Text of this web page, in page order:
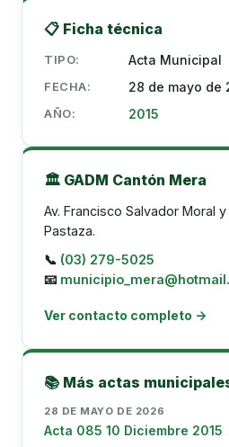
📋 Ficha técnica
TIPO: Acta Municipal
FECHA: 28 de mayo de
AÑO: 2015
🏛️ GADM Cantón Mera
Av. Francisco Salvador Moral
Pastaza.
📞 (03) 279-5025
📧
Ver contacto completo →
📚 Más actas
28 DE MAYO DE 2026
Acta 085 10 Diciembre 2015